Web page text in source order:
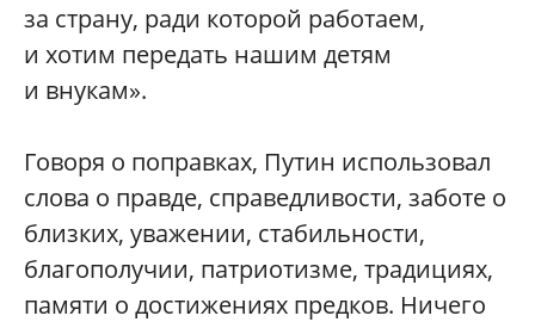
за страну, ради которой работаем,
и хотим передать нашим детям
и внукам».
Говоря о поправках, Путин использовал
слова о правде, справедливости, заботе о
близких, уважении, стабильности,
благополучии, патриотизме, традициях,
памяти о достижениях предков. Ничего